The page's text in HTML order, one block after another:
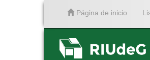
Página de inicio